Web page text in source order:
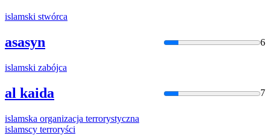
islamski stwórca
asasyn 6
islamski zabójca
al kaida 7
islamska organizacja terrorystyczna
islamscy terroryści